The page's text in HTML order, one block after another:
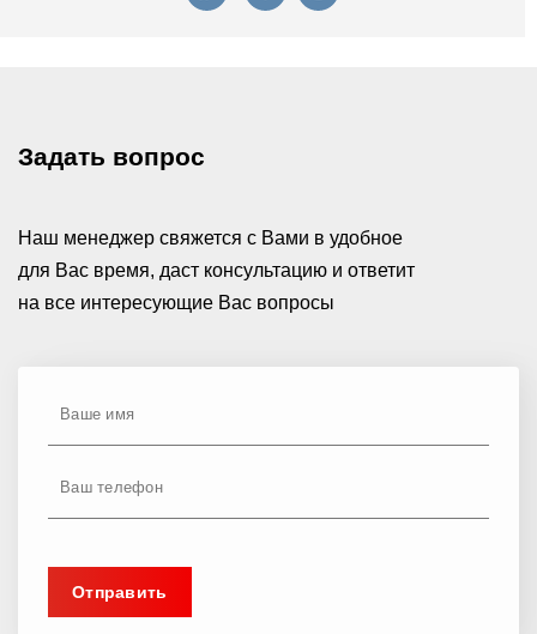
Задать вопрос
Наш менеджер свяжется с Вами в удобное
для Вас время, даст консультацию и ответит
на все интересующие Вас вопросы